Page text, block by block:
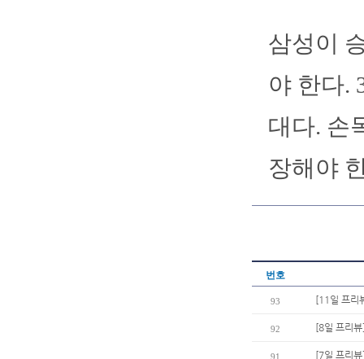
삼성이
야 한다.
대다. 손
장해야
번호
93 [11일 프리
92 [8일 프리
91 [7일 프리